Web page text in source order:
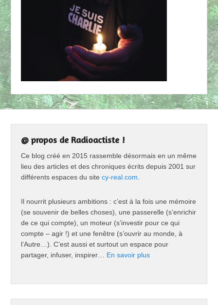
@ propos de Radioactiste !
Ce blog créé en 2015 rassemble désormais en un même
lieu des articles et des chroniques écrits depuis 2001 sur
différents espaces du sitecy-real.com
Il nourrit plusieurs ambitions : c’est à la fois une mémoire
(se souvenir de belles choses), une passerelle (s’enrichir
de ce qui compte), un moteur (s’investir pour ce qui
compte – agir !) et une fenêtre (s’ouvrir au monde, à
l’Autre…). C’est aussi et surtout un espace pour
partager, infuser, inspirer… En savoir plus